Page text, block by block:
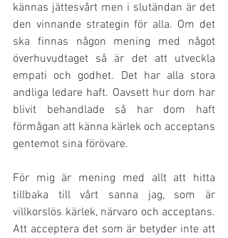
kännas jättesvårt men i slutändan är det
den vinnande strategin för alla. Om det
ska finnas någon mening med något
överhuvudtaget så är det att utveckla
empati och godhet. Det har alla stora
andliga ledare haft. Oavsett hur dom har
blivit behandlade så har dom haft
förmågan att känna kärlek och acceptans
gentemot sina förövare.
För mig är mening med allt att hitta
tillbaka till vårt sanna jag, som är
villkorslös kärlek, närvaro och acceptans.
Att acceptera det som är betyder inte att